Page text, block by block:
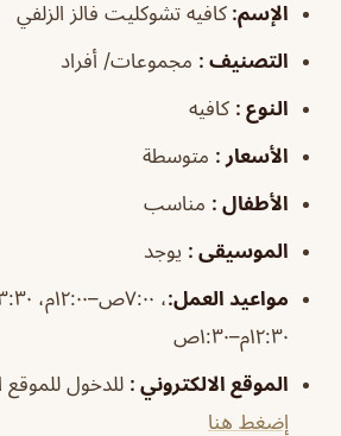
الإسم: كافيه تشوكليت فالز الزلفي
التصنيف : مجموعات/ أفراد
النوع : كافيه
الأسعار : متوسطة
الأطفال : مناسب
الموسيقى : يوجد
مواعيد العمل:
١٢:٣٠م–١:٣٠ص
الموقع الالكتروني : للدخول للموقع
إضغط هنا